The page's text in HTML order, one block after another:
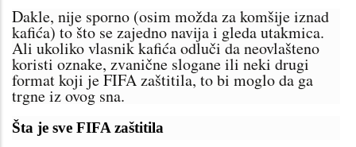
Dakle, nije sporno (osim možda za komšije iznad
kafića) to što se zajedno navija i gleda utakmica.
Ali ukoliko vlasnik kafića odluči da neovlašteno
koristi oznake, zvanične slogane ili neki drugi
format koji je FIFA zaštitila, to bi moglo da ga
trgne iz ovog sna.
Šta je sve FIFA zaštitila